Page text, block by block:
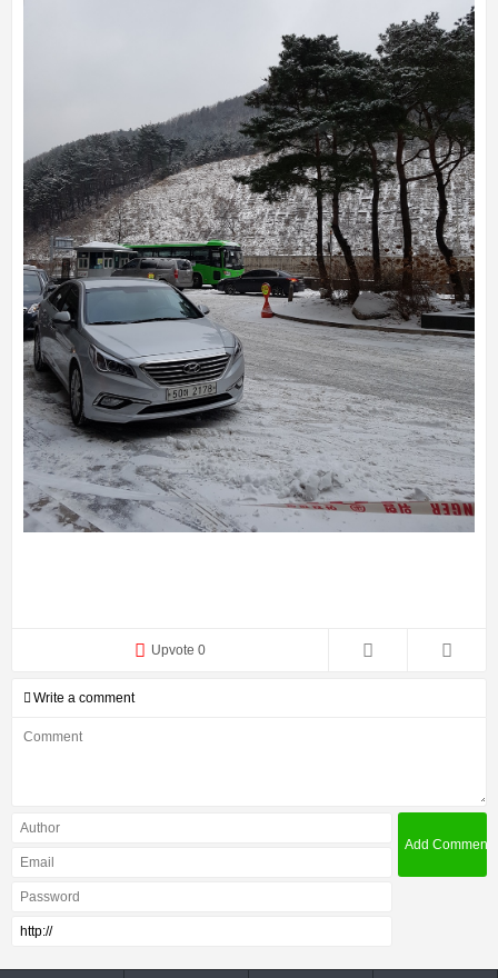
Upvote 0
Write a comment